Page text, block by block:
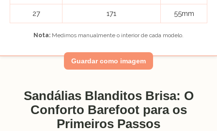
27 171 55mm
Nota: Medimos manualmente o interior de cada modelo.
Guardar como imagem
Sandálias Blanditos Brisa: O
Conforto Barefoot para os
Primeiros Passos